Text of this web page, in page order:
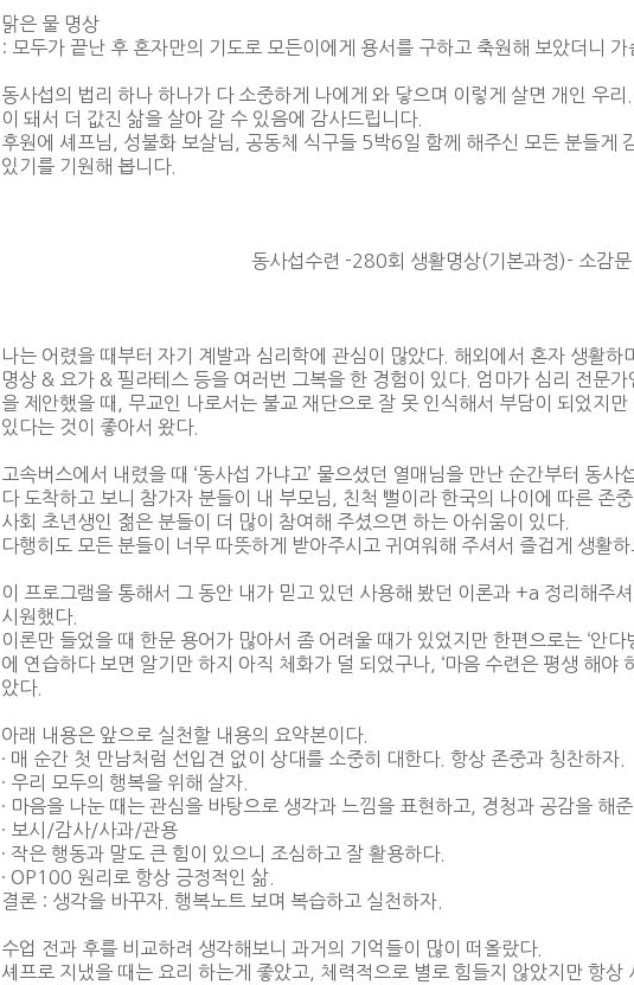
맑은 물 명상
: 모두가 끝난 후 혼자만의 기도로 모든이에게 용서를 구하고 축원해 보았더니 가
동사섭의 법리 하나 하나가 다 소중하게 나에게 와 닿으며 이렇게 살면 개인 우
이 돼서 더 값진 삶을 살아 갈 수 있음에 감사드립니다.
후원에 셰프님, 성불화 보살님, 공동체 식구들 5박6일 함께 해주신 모든 분들게
있기를 기원해 봅니다.
동사섭수련 -280회 생활명상(기본과정)- 소감문
나는 어렸을 때부터 자기 계발과 심리학에 관심이 많았다. 해외에서 혼자 생활하
명상 & 요가 & 필라테스 등을 여러번 그복을 한 경험이 있다. 엄마가 심리 전문
을 제안했을 때, 무교인 나로서는 불교 재단으로 잘 못 인식해서 부담이 되었지
있다는 것이 좋아서 왔다.
고속버스에서 내렸을 때 ‘동사섭 가냐고’ 물으셨던 열매님을 만난 순간부터 동사
다 도착하고 보니 참가자 분들이 내 부모님, 친척 뻘이라 한국의 나이에 따른 존
사회 초년생인 젊은 분들이 더 많이 참여해 주셨으면 하는 아쉬움이 있다.
다행히도 모든 분들이 너무 따뜻하게 받아주시고 귀여워해 주셔서 즐겁게 생활
이 프로그램을 통해서 그 동안 내가 믿고 있던 사용해 봤던 이론과 +a 정리해주
시원했다.
이론만 들었을 때 한문 용어가 많아서 좀 어려울 때가 있었지만 한편으로는 ‘안다
에 연습하다 보면 알기만 하지 아직 체화가 덜 되었구나, ‘마음 수련은 평생 해야
았다.
아래 내용은 앞으로 실천할 내용의 요약본이다.
· 매 순간 첫 만남처럼 선입견 없이 상대를 소중히 대한다. 항상 존중과 칭찬하자.
· 우리 모두의 행복을 위해 살자.
· 마음을 나눈 때는 관심을 바탕으로 생각과 느낌을 표현하고, 경청과 공감을 해준
· 보시/감사/사과/관용
· 작은 행동과 말도 큰 힘이 있으니 조심하고 잘 활용하다.
· OP100 원리로 항상 긍정적인 삶.
결론 : 생각을 바꾸자. 행복노트 보며 복습하고 실천하자.
수업 전과 후를 비교하려 생각해보니 과거의 기억들이 많이 떠올랐다.
셰프로 지냈을 때는 요리 하는게 좋았고, 체력적으로 별로 힘들지 않았지만 항상